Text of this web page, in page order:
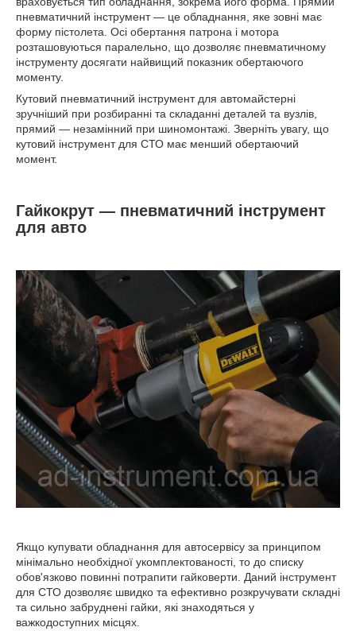
пневматичний інструмент — це обладнання, яке зовні має
форму пістолета. Осі обертання патрона і мотора
розташовуються паралельно, що дозволяє пневматичному
інструменту досягати найвищий показник обертаючого
моменту.
Кутовий пневматичний інструмент для автомайстерні
зручніший при розбиранні та складанні деталей та вузлів,
прямий — незамінний при шиномонтажі. Зверніть увагу, що
кутовий інструмент для СТО має менший обертаючий
момент.
Гайкокрут — пневматичний інструмент
для авто
Якщо купувати обладнання для автосервісу за принципом
мінімально необхідної укомплектованості, то до списку
обов'язково повинні потрапити гайковерти. Даний інструмент
для СТО дозволяє швидко та ефективно розкручувати складні
та сильно забруднені гайки, які знаходяться у
важкодоступних місцях.